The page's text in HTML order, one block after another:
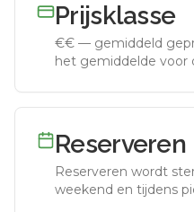
Prijsklasse
€€ — gemiddeld
het gemiddelde voor
Reserveren
Reserveren wordt
weekend en tijdens